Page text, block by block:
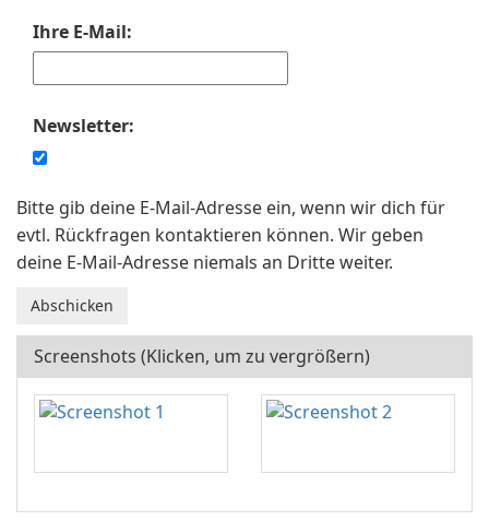
Ihre E-Mail:
Newsletter:
Bitte gib deine E-Mail-Adresse ein, wenn wir dich für
evtl. Rückfragen kontaktieren können. Wir geben
deine E-Mail-Adresse niemals an Dritte weiter.
Screenshots (Klicken, um zu vergrößern)